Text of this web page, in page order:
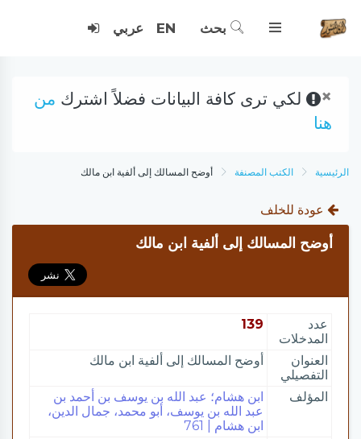
بحث EN عربي
× لكي ترى كافة البيانات فضلاً اشترك من
هنا
الرئيسية الكتب المصنفة أوضح المسالك إلى ألفية ابن مالك
عودة للخلف
أوضح المسالك إلى ألفية ابن مالك
عدد
المدخلات
139
العنوان
التفصيلي
أوضح المسالك إلى ألفية ابن مالك
المؤلف
ابن هشام؛ عبد الله بن يوسف بن أحمد بن
عبد الله بن يوسف، أبو محمد، جمال الدين،
ابن هشام | 761